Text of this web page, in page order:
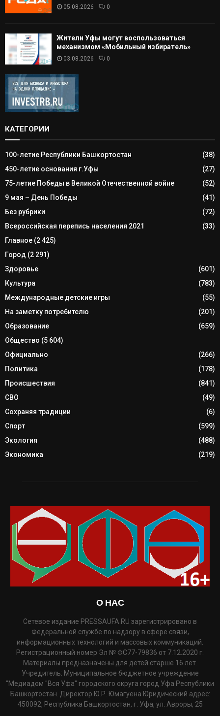
05.08.2026 0
Жители Уфы могут воспользоваться
механизмом «Мобильный избиратель»
03.08.2026 0
КАТЕГОРИИ
100-летие Республики Башкортостан
(38)
450-летие основания г.Уфы
(27)
75-летие Победы в Великой Отечественной войне
(52)
9 мая – День Победы
(41)
Без рубрики
(72)
Всероссийская перепись населения 2021
(33)
Главное (2 425)
Город (2 291)
Здоровье
(601)
Культура
(783)
Международные детские игры
(55)
На заметку потребителю
(201)
Образование
(659)
Общество (5 604)
Официально
(266)
Политика
(178)
Происшествия
(841)
СВО
(49)
Сохраняя традиции
(6)
Спорт
(599)
Экология
(488)
Экономика
(219)
О НАС
Сетевое издание PRESSAUFA.RU зарегистрировано в
Федеральной службе по надзору в сфере связи,
информационных технологий и массовых коммуникаций.
Регистрационный номер Эл № ФС77-79836 от 7.12.2020 г.
Материалы предназначены для детей старше 16 лет.
Учредитель: Муниципальное бюджетное учреждение
"Медиадом "Вся Уфа" городского округа город Уфа Республики
Башкортостан. Директор Ю.Р. Юмагуена Юридический адрес:
450092, Республика Башкортостан, г. Уфа, ул. Авроры, 25